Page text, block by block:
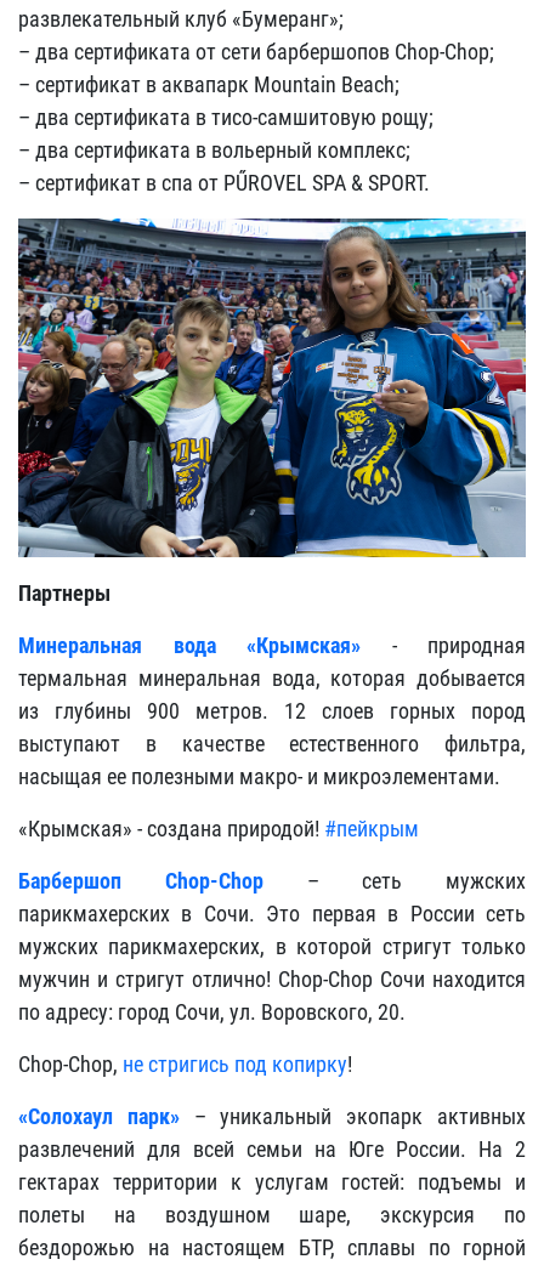
развлекательный клуб «Бумеранг»;
– два сертификата от сети барбершопов Chop-Chop;
– сертификат в аквапарк Mountain Beach;
– два сертификата в тисо-самшитовую рощу;
– два сертификата в вольерный комплекс;
– сертификат в спа от PŰROVEL SPA & SPORT.
Партнеры
Минеральная вода «Крымская» - природная
термальная минеральная вода, которая добывается
из глубины 900 метров. 12 слоев горных пород
выступают в качестве естественного фильтра,
насыщая ее полезными макро- и микроэлементами.
«Крымская» - создана природой! #пейкрым
Барбершоп Chop-Chop– сеть мужских
парикмахерских в Сочи. Это первая в России сеть
мужских парикмахерских, в которой стригут только
мужчин и стригут отлично! Chop-Chop Сочи находится
по адресу: город Сочи, ул. Воровского, 20.
Chop-Chop, не стригись под копирку!
«Солохаул парк»– уникальный экопарк активных
развлечений для всей семьи на Юге России. На 2
гектарах территории к услугам гостей: подъемы и
полеты на воздушном шаре, экскурсия по
бездорожью на настоящем БТР, сплавы по горной